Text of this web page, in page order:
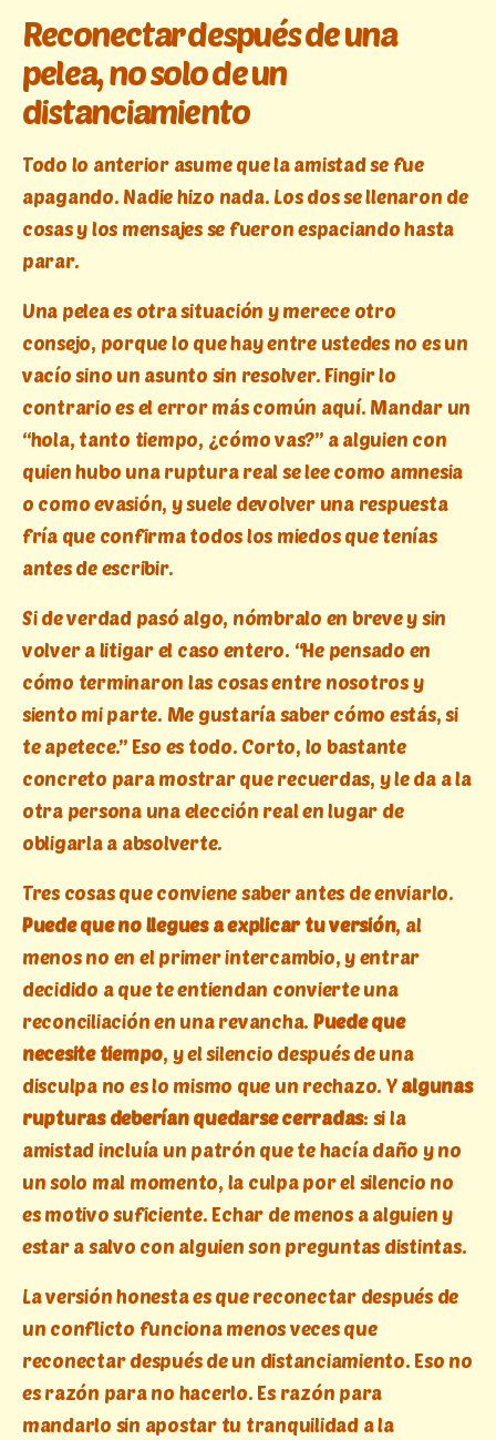
Reconectar después de una
pelea, no solo de un
distanciamiento
Todo lo anterior asume que la amistad se fue
apagando. Nadie hizo nada. Los dos se llenaron de
cosas y los mensajes se fueron espaciando hasta
parar.
Una pelea es otra situación y merece otro
consejo, porque lo que hay entre ustedes no es un
vacío sino un asunto sin resolver. Fingir lo
contrario es el error más común aquí. Mandar un
“hola, tanto tiempo, ¿cómo vas?” a alguien con
quien hubo una ruptura real se lee como amnesia
o como evasión, y suele devolver una respuesta
fría que confirma todos los miedos que tenías
antes de escribir.
Si de verdad pasó algo, nómbralo en breve y sin
volver a litigar el caso entero. “He pensado en
cómo terminaron las cosas entre nosotros y
siento mi parte. Me gustaría saber cómo estás, si
te apetece.” Eso es todo. Corto, lo bastante
concreto para mostrar que recuerdas, y le da a la
otra persona una elección real en lugar de
obligarla a absolverte.
Tres cosas que conviene saber antes de enviarlo.
Puede que no llegues a explicar tu versión, al
menos no en el primer intercambio, y entrar
decidido a que te entiendan convierte una
reconciliación en una revancha. Puede que
necesite tiempo, y el silencio después de una
disculpa no es lo mismo que un rechazo. Y algunas
rupturas deberían quedarse cerradas: si la
amistad incluía un patrón que te hacía daño y no
un solo mal momento, la culpa por el silencio no
es motivo suficiente. Echar de menos a alguien y
estar a salvo con alguien son preguntas distintas.
La versión honesta es que reconectar después de
un conflicto funciona menos veces que
reconectar después de un distanciamiento. Eso no
es razón para no hacerlo. Es razón para
mandarlo sin apostar tu tranquilidad a la